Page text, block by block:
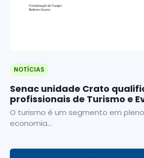
NOTÍCIAS
Senac unidade Crato
profissionais de Turismo e
O turismo é um segmento em
economia...